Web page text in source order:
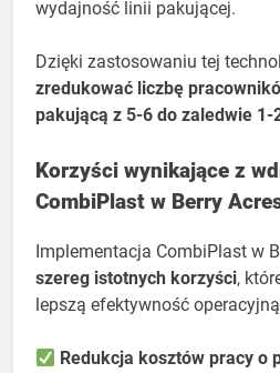
wydajność linii pakującej.
Dzięki zastosowaniu tej
zredukować liczbę
pakującą z 5-6 do zaledwie 1-
Korzyści wynikające z
CombiPlast w Berry
Implementacja CombiPlast w
szereg istotnych korzyści,
lepszą efektywność
Redukcja kosztów pracy o